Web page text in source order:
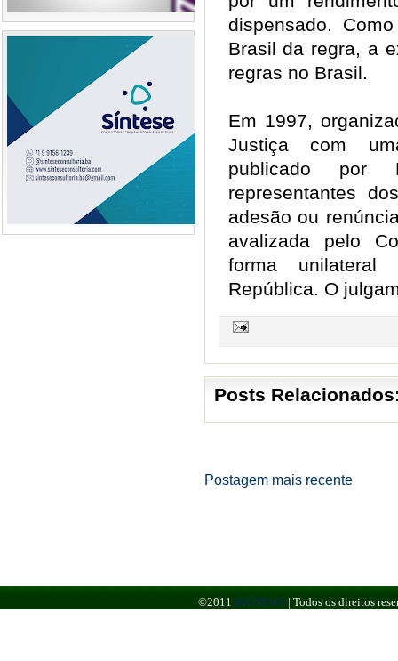
dispensado.
Brasil da regra, a
regras no Brasil.
Em 1997,
Justiça com
publicado por
representantes
adesão ou
avalizada pelo
forma
República. O
Posts
Postagem mais recente
©2011 BR NEWS | Todos os direitos